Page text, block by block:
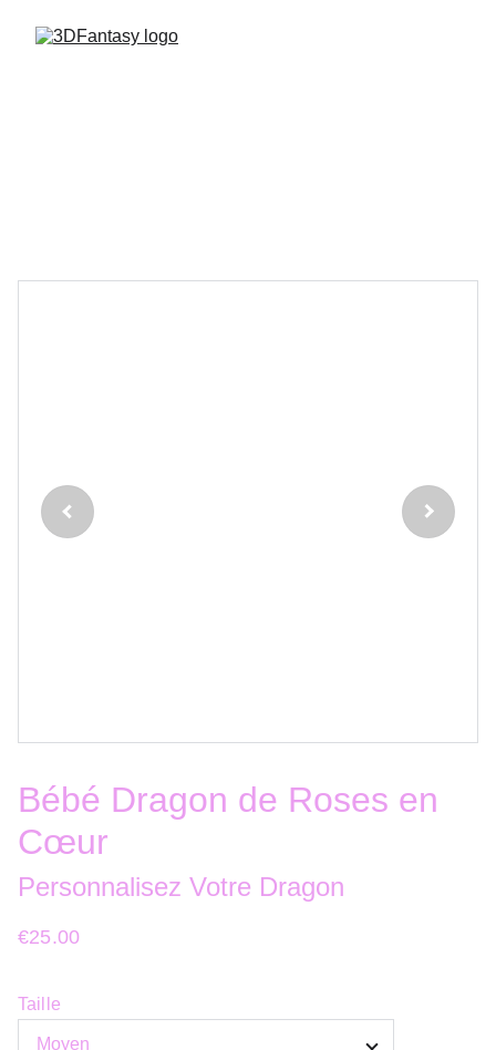
Bébé Dragon de Roses en
Cœur
Personnalisez Votre Dragon
€25.00
Taille